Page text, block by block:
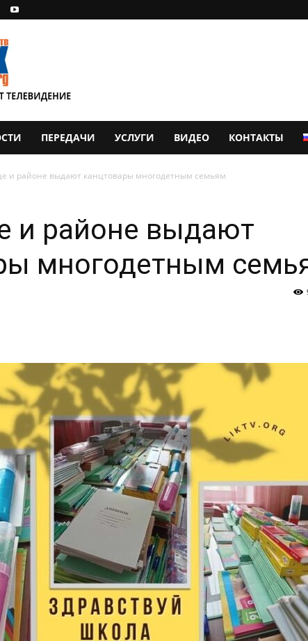
ПЕРЕДАЧИ УСЛУГИ ВИДЕО КОНТАКТЫ
и районе выдают канцтовары многодетным семьям
и районе выдают
многодетным